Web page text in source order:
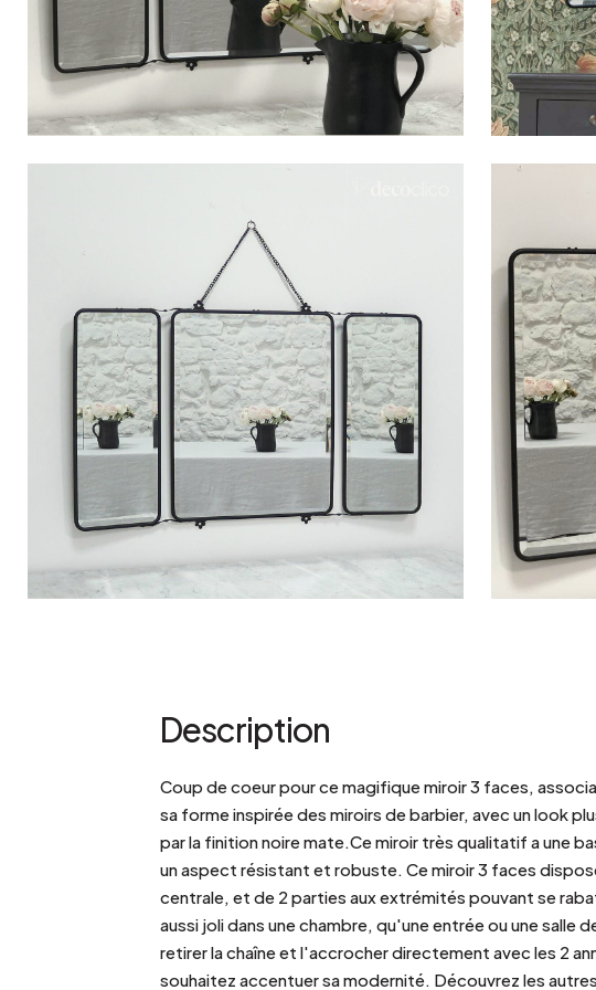
Bord de mer
Brocante
Contemporain
Esprit Haussmannien
Grand hôtel
Velours
Bois blond
Papier mâché
Verre
Zinc et galva
Description
Coup de coeur pour ce magifique miroir 3 faces,
sa forme inspirée des miroirs de barbier, avec un look
par la finition noire mate.Ce miroir très qualitatif a une
un aspect résistant et robuste. Ce miroir 3 faces
centrale, et de 2 parties aux extrémités pouvant se
aussi joli dans une chambre, qu'une entrée ou une salle
retirer la chaîne et l'accrocher directement avec les 2
souhaitez accentuer sa modernité. Découvrez les